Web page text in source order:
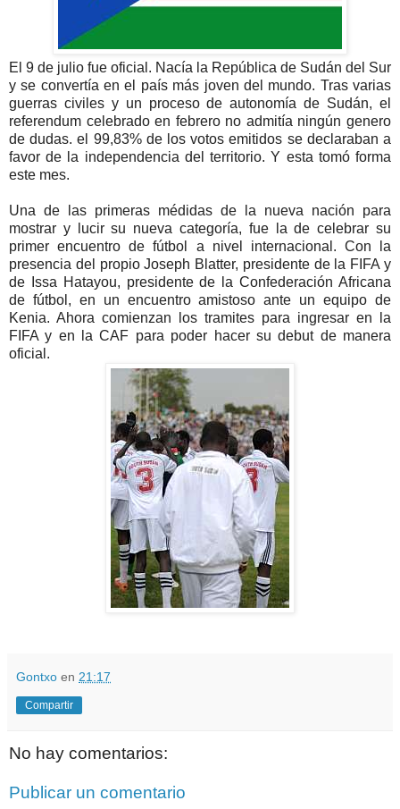
El 9 de julio fue oficial. Nacía la República de Sudán del Sur
y se convertía en el país más joven del mundo. Tras varias
guerras civiles y un proceso de autonomía de Sudán, el
referendum celebrado en febrero no admitía ningún genero
de dudas. el 99,83% de los votos emitidos se declaraban a
favor de la independencia del territorio. Y esta tomó forma
este mes.
Una de las primeras médidas de la nueva nación para
mostrar y lucir su nueva categoría, fue la de celebrar su
primer encuentro de fútbol a nivel internacional. Con la
presencia del propio Joseph Blatter, presidente de la FIFA y
de Issa Hatayou, presidente de la Confederación Africana
de fútbol, en un encuentro amistoso ante un equipo de
Kenia. Ahora comienzan los tramites para ingresar en la
FIFA y en la CAF para poder hacer su debut de manera
oficial.
Gontxo en 21:17
Compartir
No hay comentarios:
Publicar un comentario